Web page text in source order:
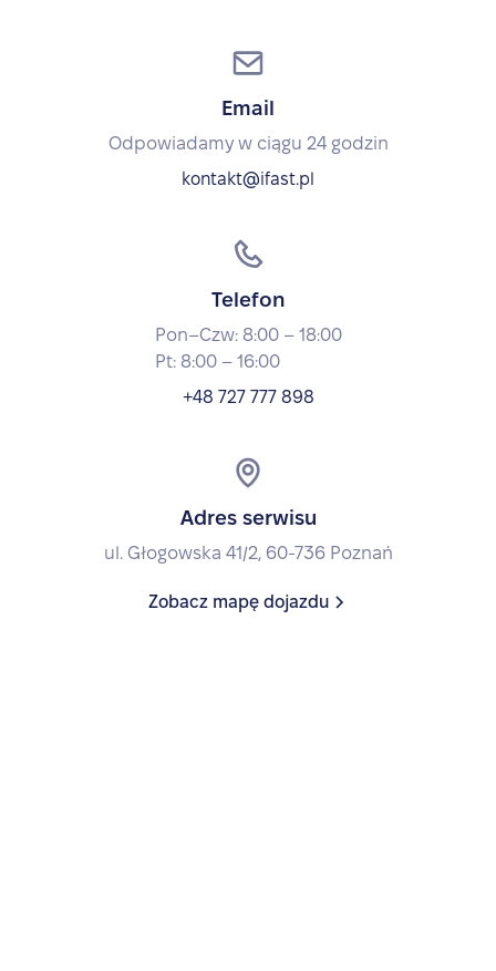
Email
Odpowiadamy w ciągu 24 godzin
kontakt@ifast.pl
Telefon
Pon–Czw: 8:00 – 18:00
Pt: 8:00 – 16:00
+48 727 777 898
Adres serwisu
ul. Głogowska 41/2, 60-736 Poznań
Zobacz mapę dojazdu